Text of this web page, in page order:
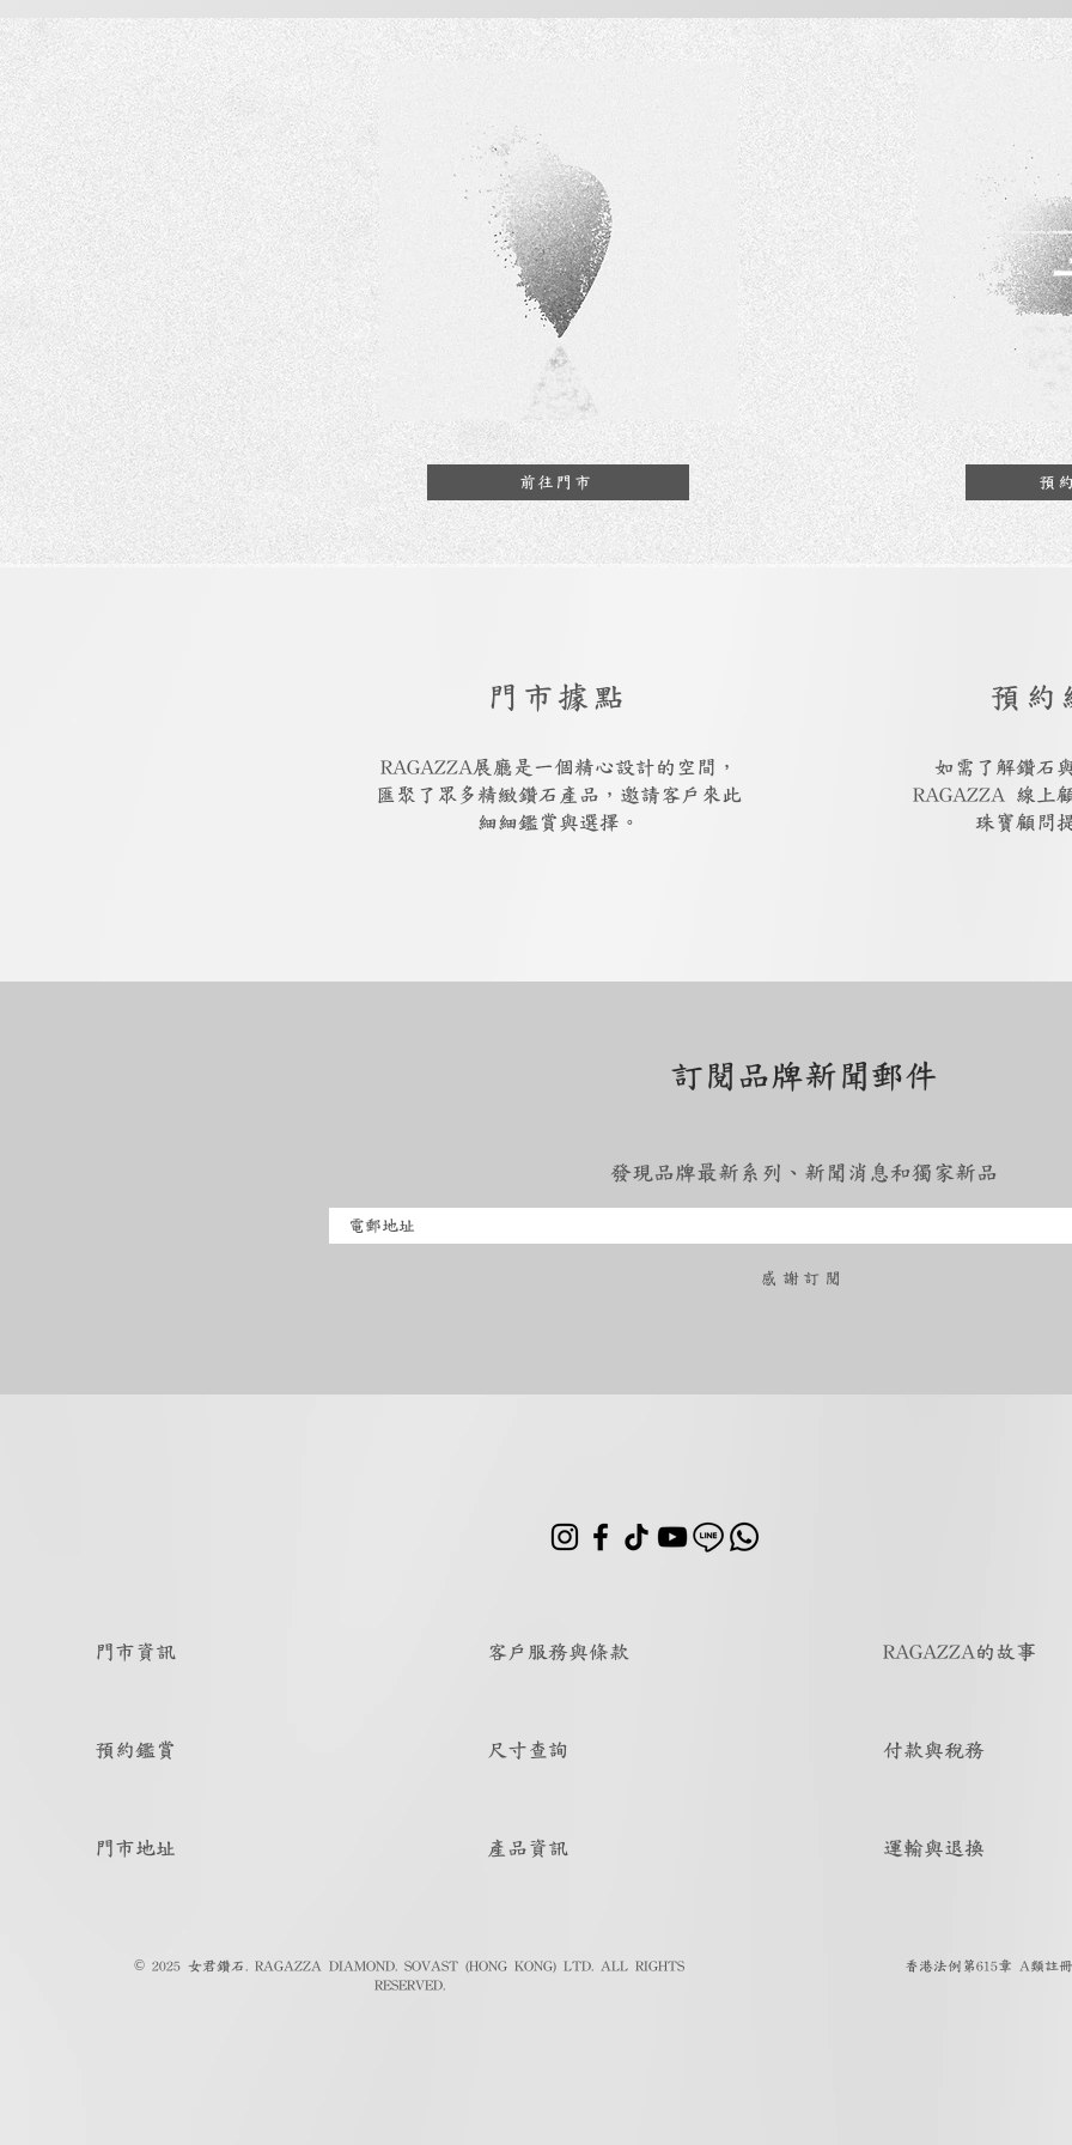
前往門市 預
門市據點
RAGAZZA展廳是一個精心設計的空間，
匯聚了眾多精緻鑽石產品，邀請客戶來此
細細鑑賞與選擇。
預約
如需了解鑽石
RAGAZZA 線上
珠寶顧問
訂閱品牌新聞郵件
發現品牌最新系列、新聞消息和獨家新品
​感謝訂閱
門市資訊
預約鑑賞
門市地址
客戶服務與條款
尺寸查詢
產品資訊
RAGAZZA的故事
付款與稅務
運輸與退換
© 2025 女君鑽石. RAGAZZA DIAMOND. SOVAST (HONG KONG) LTD. ALL RIGHTS
RESERVED.
香港法例第615章 A類註